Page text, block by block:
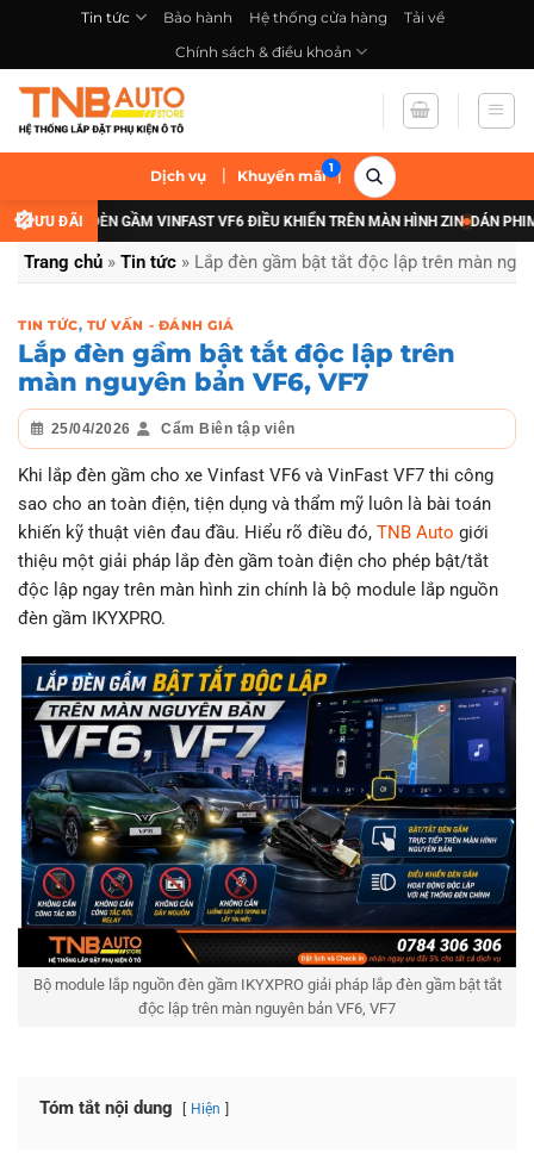
nội
dung
Tin tức Bảo hành Hệ thống cửa hàng
Tải về
Chính sách & điều khoản
Dịch vụ | Khuyến mãi |
ƯU ĐÃI
CẤP ĐÈN GẦM VINFAST VF6 ĐIỀU KHIỂN TRÊN MÀN HÌNH ZIN DÁN PHIM
Trang chủ » Tin tức » Lắp đèn gầm bật tắt độc lập trên màn
TIN TỨC, TƯ VẤN - ĐÁNH GIÁ
Lắp đèn gầm bật tắt độc lập trên
màn nguyên bản VF6, VF7
25/04/2026 Cẩm Biên tập viên
Khi lắp đèn gầm cho xe Vinfast VF6 và VinFast VF7 thi công
sao cho an toàn điện, tiện dụng và thẩm mỹ luôn là bài toán
khiến kỹ thuật viên đau đầu. Hiểu rõ điều đó, TNB Auto giới
thiệu một giải pháp lắp đèn gầm toàn điện cho phép bật/tắt
độc lập ngay trên màn hình zin chính là bộ module lắp nguồn
đèn gầm IKYXPRO.
Bộ module lắp nguồn đèn gầm IKYXPRO giải pháp lắp đèn gầm bật tắt
độc lập trên màn nguyên bản VF6, VF7
Tóm tắt nội dung Hiện